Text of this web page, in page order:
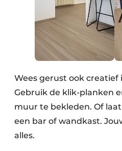
Wees gerust ook creatief
Gebruik de klik-planken
muur te bekleden. Of
een bar of wandkast.
alles.